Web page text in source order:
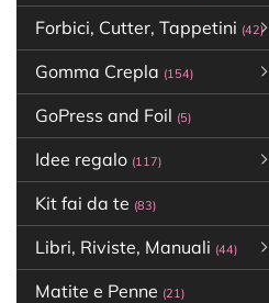
Forbici, Cutter, Tappetini (42)
Gomma Crepla (154)
GoPress and Foil (5)
Idee regalo (117)
Kit fai da te (83)
Libri, Riviste, Manuali (44)
Matite e Penne (21)